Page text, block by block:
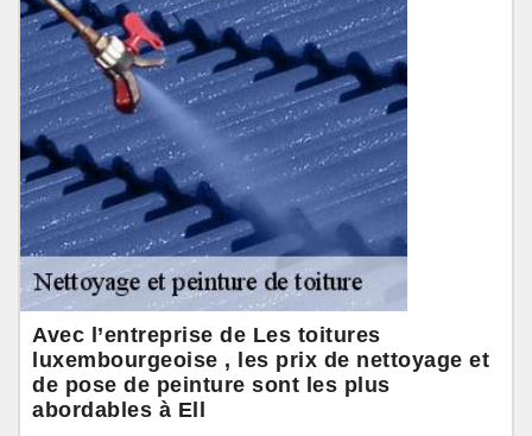
Avec l’entreprise de Les toitures
luxembourgeoise , les prix de nettoyage et
de pose de peinture sont les plus
abordables à Ell